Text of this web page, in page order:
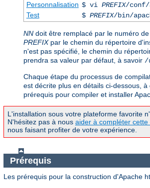
Personnalisation $ vi PREFIX/conf/
Test
$ PREFIX/bin/
NN doit être remplacé par le numéro
PREFIXpar le chemin du répertoire
n'est pas spécifié, le chemin du
prendra sa valeur par défaut, à savoir /
Chaque étape du processus de
est décrite plus en détails ci-dessous,
prérequis pour compiler et installer
L'installation sous votre plateforme favorite
N'hésitez pas à nous aider à compléter cette
nous faisant profiter de votre expérience.
Prérequis
Les prérequis pour la construction d'Apache